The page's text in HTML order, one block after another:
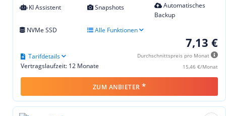
KI Assistent Snapshots
Automatisches
Backup
NVMe SSD
Alle Funktionen
7,13 €
Durchschnittspreis pro Monat
15,46 €/Monat
Vertragslaufzeit: 12 Monate
Tarifdetails
ZUM ANBIETER *